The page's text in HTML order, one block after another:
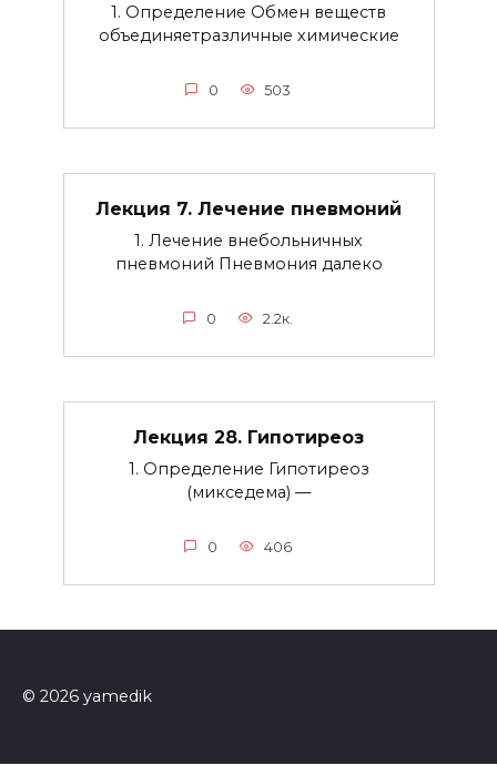
1. Определение Обмен веществ
объединяетразличные химические
0 503
Лекция 7. Лечение пневмоний
1. Лечение внебольничных
пневмоний Пневмония далеко
0 2.2к.
Лекция 28. Гипотиреоз
1. Определение Гипотиреоз
(микседема) —
0 406
© 2026 yamedik